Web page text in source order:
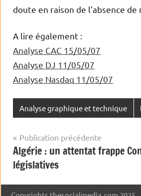
doute en raison de l’absence
A lire également :
Analyse CAC 15/05/07
Analyse DJ 11/05/07
Analyse Nasdaq 11/05/07
Analyse graphique et technique
Navigation
de
l’article
Publication précédente
Algérie : un attentat frappe
législatives